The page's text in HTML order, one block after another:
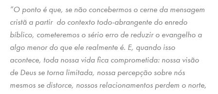
“O ponto é que, se não concebermos o cerne da mensagem
cristã a partir do contexto todo-abrangente do enredo
bíblico, cometeremos o sério erro de reduzir o evangelho a
algo menor do que ele realmente é. E, quando isso
acontece, toda nossa vida fica comprometida: nossa visão
de Deus se torna limitada, nossa percepção sobre nós
mesmos se distorce, nossos relacionamentos perdem o norte,